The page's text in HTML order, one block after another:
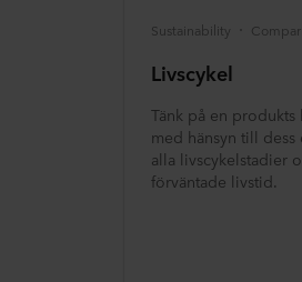
Sustainability
Livscykel
Tänk på en produkts
med hänsyn till
alla livscykelstadier
förväntade livstid.